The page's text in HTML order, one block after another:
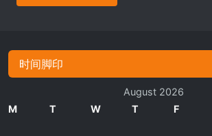
时间脚印
August 2026
M
T W T F